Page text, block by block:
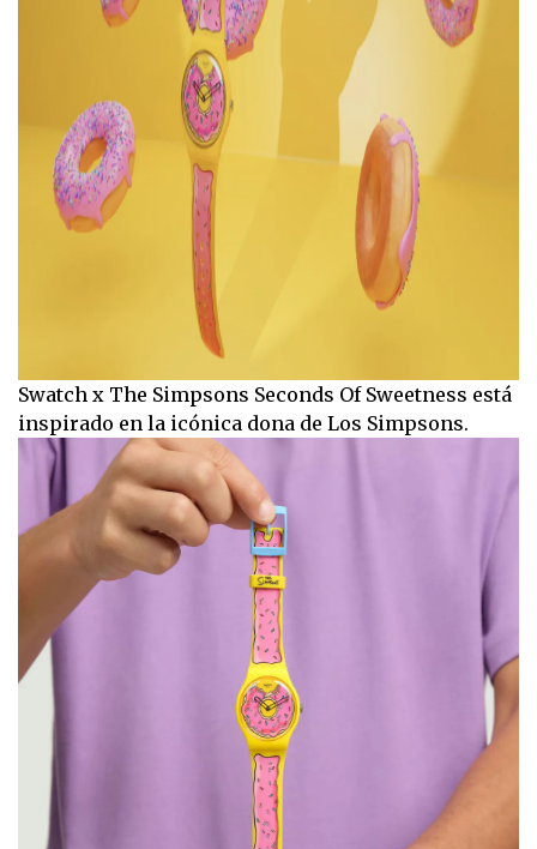
Swatch x The Simpsons Seconds Of Sweetness está
inspirado en la icónica dona de Los Simpsons.